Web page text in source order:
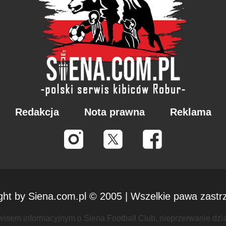
Redakcja Nota prawna Reklama
by Siena.com.pl © 2005 | Wszelkie pawa
informacyjnym o Siena Football Club, nieprzerwanie